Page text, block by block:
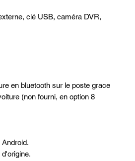
clé USB, caméra DVR,
en bluetooth sur le poste grace
(non fourni, en option 8